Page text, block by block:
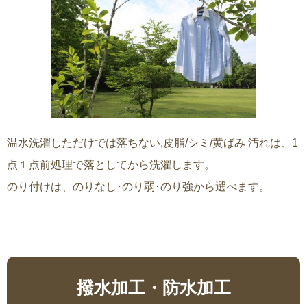
温水洗濯しただけでは落ちない,皮脂/シミ/黄ばみ 汚れは、1
点１点前処理で落としてから洗濯します。
のり付けは、のりなし･のり弱･のり強から選べます。
撥水加工・防水加工